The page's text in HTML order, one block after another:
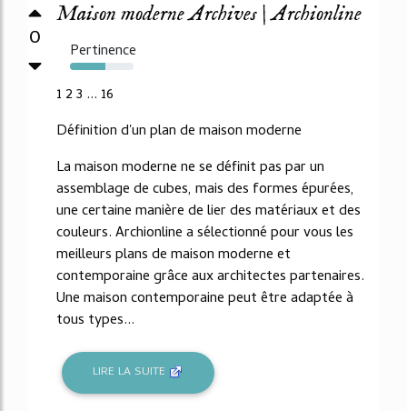
0
Maison moderne Archives | Archionline
Pertinence
56%
1 2 3 ... 16
Définition d'un plan de maison moderne
La maison moderne ne se définit pas par un
assemblage de cubes, mais des formes épurées,
une certaine manière de lier des matériaux et des
couleurs. Archionline a sélectionné pour vous les
meilleurs plans de maison moderne et
contemporaine grâce aux architectes partenaires.
Une maison contemporaine peut être adaptée à
tous types...
LIRE LA SUITE